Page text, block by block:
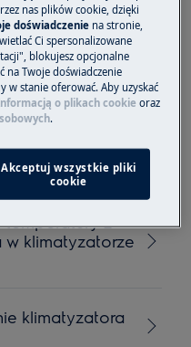
przenośnego
jak
-
nie jest zimne
temperatury z
w klimatyzatorze
klimatyzatora
nas plików cookie, dzięki
doświadczenie na stronie,
Ci spersonalizowane
blokujesz opcjonalne
na Twoje doświadczenie
w stanie oferować. Aby uzyskać
o plikach cookie oraz
.
Akceptuj wszystkie pliki
cookie